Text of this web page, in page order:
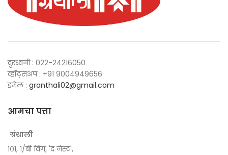
दुरध्वनी : 022-24216050
व्हॉट्सअप : +91 9004949656
इमेल : granthali02@gmail.com
आमचा पत्ता
ग्रंथाली
१०१, १/बी विंग, 'द नेस्ट',